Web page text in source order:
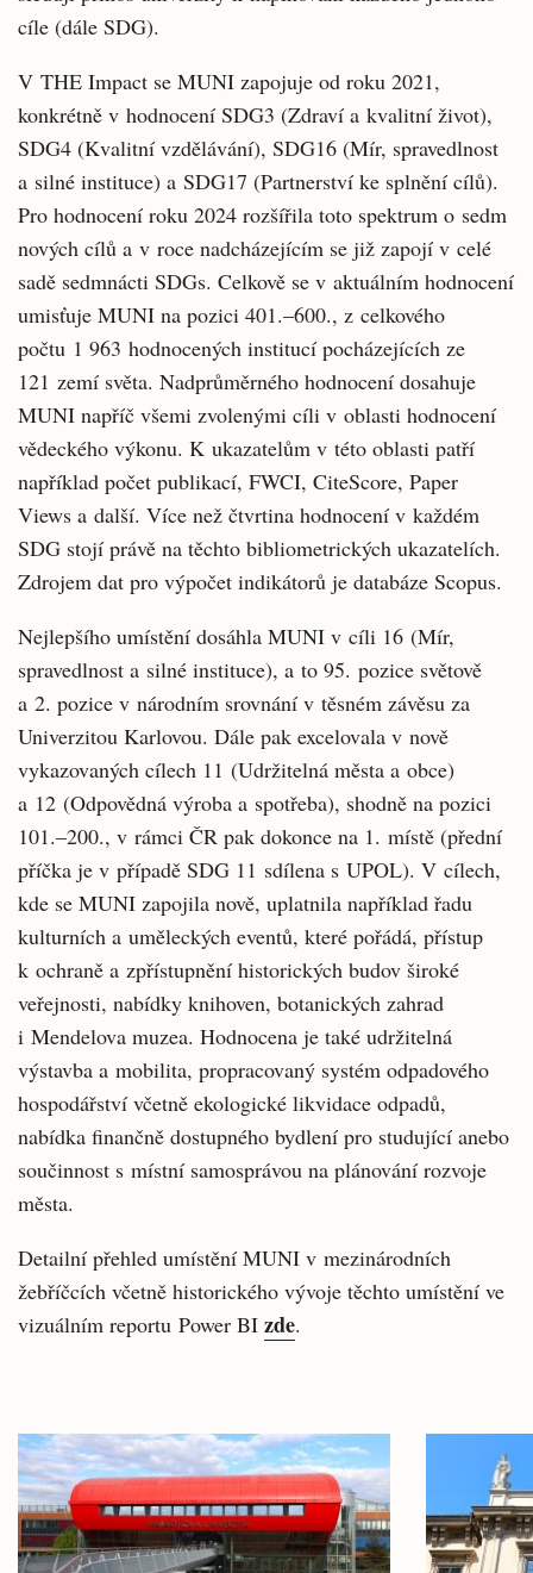
cíle (dále SDG).
V THE Impact se MUNI zapojuje od roku 2021,
konkrétně v hodnocení SDG3 (Zdraví a kvalitní život),
SDG4 (Kvalitní vzdělávání), SDG16 (Mír, spravedlnost
a silné instituce) a SDG17 (Partnerství ke splnění cílů).
Pro hodnocení roku 2024 rozšířila toto spektrum o sedm
nových cílů a v roce nadcházejícím se již zapojí v celé
sadě sedmnácti SDGs. Celkově se v aktuálním hodnocení
umisťuje MUNI na pozici 401.–600., z celkového
počtu 1 963 hodnocených institucí pocházejících ze
121 zemí světa. Nadprůměrného hodnocení dosahuje
MUNI napříč všemi zvolenými cíli v oblasti hodnocení
vědeckého výkonu. K ukazatelům v této oblasti patří
například počet publikací, FWCI, CiteScore, Paper
Views a další. Více než čtvrtina hodnocení v každém
SDG stojí právě na těchto bibliometrických ukazatelích.
Zdrojem dat pro výpočet indikátorů je databáze Scopus.
Nejlepšího umístění dosáhla MUNI v cíli 16 (Mír,
spravedlnost a silné instituce), a to 95. pozice světově
a 2. pozice v národním srovnání v těsném závěsu za
Univerzitou Karlovou. Dále pak excelovala v nově
vykazovaných cílech 11 (Udržitelná města a obce)
a 12 (Odpovědná výroba a spotřeba), shodně na pozici
101.–200., v rámci ČR pak dokonce na 1. místě (přední
příčka je v případě SDG 11 sdílena s UPOL). V cílech,
kde se MUNI zapojila nově, uplatnila například řadu
kulturních a uměleckých eventů, které pořádá, přístup
k ochraně a zpřístupnění historických budov široké
veřejnosti, nabídky knihoven, botanických zahrad
i Mendelova muzea. Hodnocena je také udržitelná
výstavba a mobilita, propracovaný systém odpadového
hospodářství včetně ekologické likvidace odpadů,
nabídka finančně dostupného bydlení pro studující anebo
součinnost s místní samosprávou na plánování rozvoje
města.
Detailní přehled umístění MUNI v mezinárodních
žebříčcích včetně historického vývoje těchto umístění ve
vizuálním reportu Power BI zde.
Související
články